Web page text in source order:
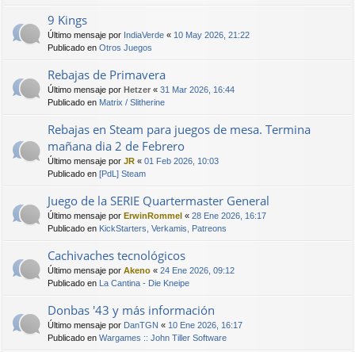
9 Kings
Último mensaje por IndiaVerde « 10 May 2026, 21:22
Publicado en Otros Juegos
Rebajas de Primavera
Último mensaje por Hetzer « 31 Mar 2026, 16:44
Publicado en Matrix / Slitherine
Rebajas en Steam para juegos de mesa. Termina
mañana dia 2 de Febrero
Último mensaje por JR « 01 Feb 2026, 10:03
Publicado en [PdL] Steam
Juego de la SERIE Quartermaster General
Último mensaje por ErwinRommel « 28 Ene 2026, 16:17
Publicado en KickStarters, Verkamis, Patreons
Cachivaches tecnológicos
Último mensaje por Akeno « 24 Ene 2026, 09:12
Publicado en La Cantina - Die Kneipe
Donbas '43 y más información
Último mensaje por DanTGN « 10 Ene 2026, 16:17
Publicado en Wargames :: John Tiller Software